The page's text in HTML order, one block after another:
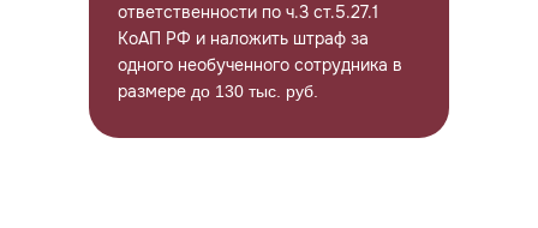
ответственности по ч.3 ст.5.27.1
КоАП РФ и наложить штраф за
одного необученного сотрудника в
размере до 130 тыс. руб.